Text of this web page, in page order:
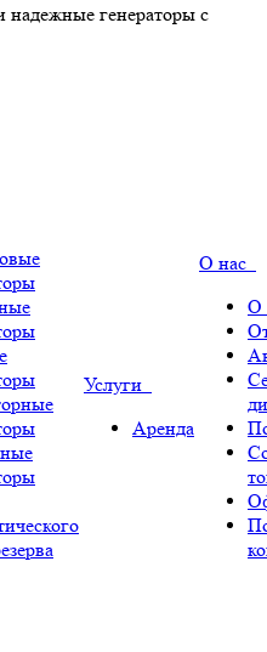
надежные генераторы с
Услуги
Аренда
О нас
О